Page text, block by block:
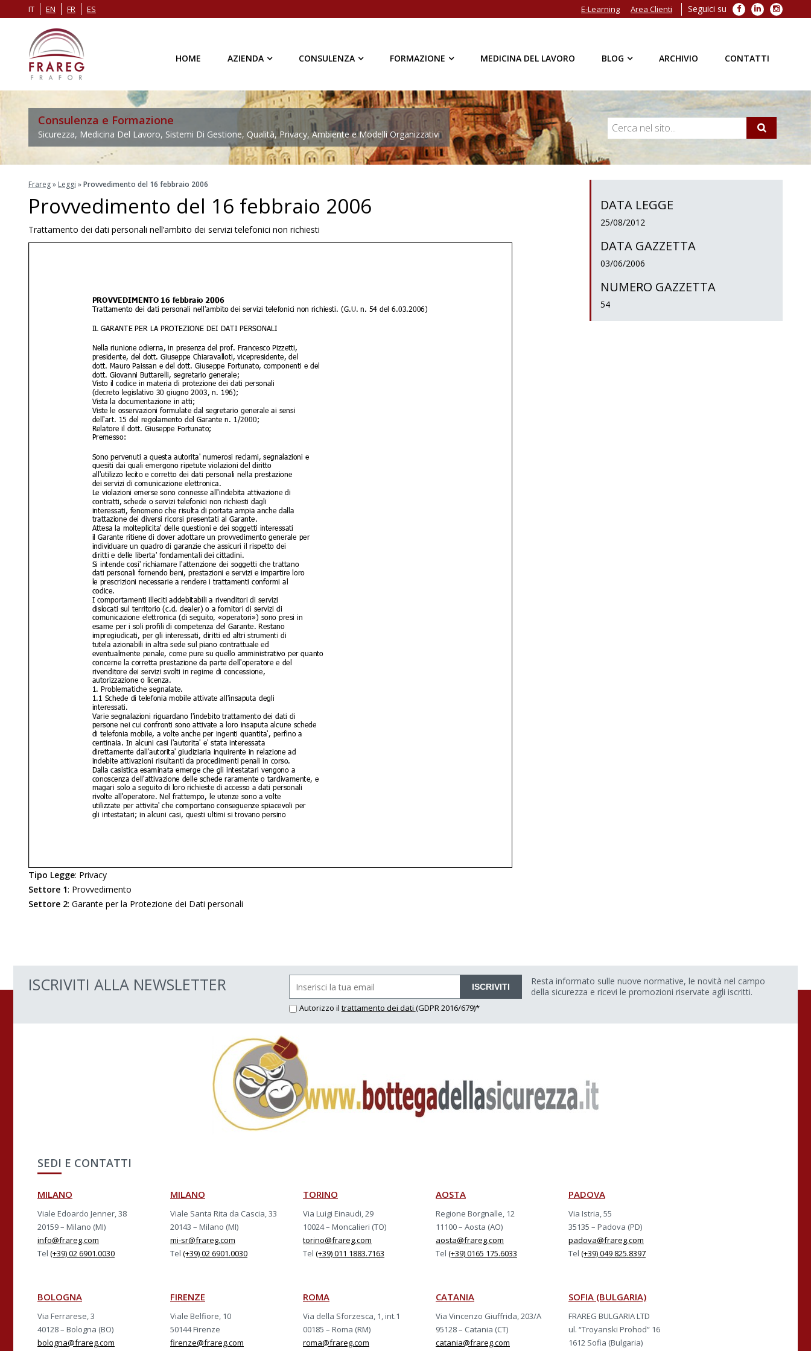
IT EN FR ES Seguici su Facebook
LinkedIn
E-Learning Area Clienti
HOME AZIENDA CONSULENZA FORMAZIONE MEDICINA DEL LAVORO BLOG ARCHIVIO CONTATTI
Consulenza e Formazione
Sicurezza, Medicina Del Lavoro, Sistemi Di Gestione, Qualità, Privacy, Ambiente e Modelli Organizzativi
Frareg» Leggi »Provvedimento del 16 febbraio 2006
Provvedimento del 16 febbraio 2006
Trattamento dei dati personali nell’ambito dei servizi telefonici non richiesti
Tipo Legge: Privacy
Settore 1: Provvedimento
Settore 2: Garante per la Protezione dei Dati personali
DATA LEGGE
25/08/2012
DATA GAZZETTA
03/06/2006
NUMERO GAZZETTA
54
ISCRIVITI ALLA NEWSLETTER ISCRIVITI
Autorizzo il trattamento dei dati (GDPR 2016/679)*
Resta informato sulle nuove normative, le novità nel campo
della sicurezza e ricevi le promozioni riservate agli iscritti.
SEDI E CONTATTI
MILANO
Viale Edoardo Jenner, 38
20159 – Milano (MI)
info@frareg.com
Tel (+39) 02 6901.0030
MILANO
Viale Santa Rita da Cascia, 33
20143 – Milano (MI)
mi-sr@frareg.com
Tel (+39) 02 6901.0030
TORINO
Via Luigi Einaudi, 29
10024 – Moncalieri (TO)
torino@frareg.com
Tel (+39) 011 1883.7163
AOSTA
Regione Borgnalle, 12
11100 – Aosta (AO)
aosta@frareg.com
Tel (+39) 0165 175.6033
PADOVA
Via Istria, 55
35135 – Padova (PD)
padova@frareg.com
Tel (+39) 049 825.8397
BOLOGNA
Via Ferrarese, 3
40128 – Bologna (BO)
bologna@frareg.com
FIRENZE
Viale Belfiore, 10
50144 Firenze
firenze@frareg.com
ROMA
Via della Sforzesca, 1, int.1
00185 – Roma (RM)
roma@frareg.com
CATANIA
Via Vincenzo Giuffrida, 203/A
95128 – Catania (CT)
catania@frareg.com
SOFIA (BULGARIA)
FRAREG BULGARIA LTD
ul. “Troyanski Prohod” 16
1612 Sofia (Bulgaria)